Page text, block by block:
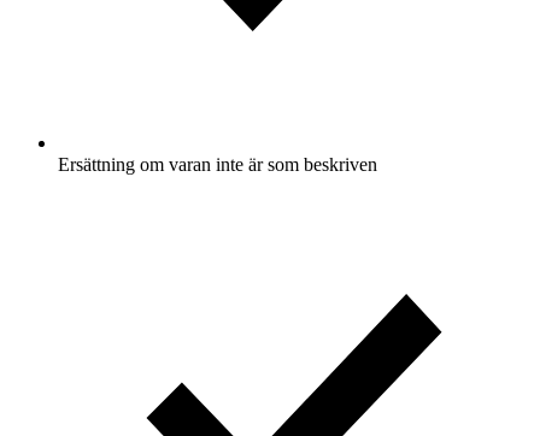
Ersättning om varan inte är som beskriven